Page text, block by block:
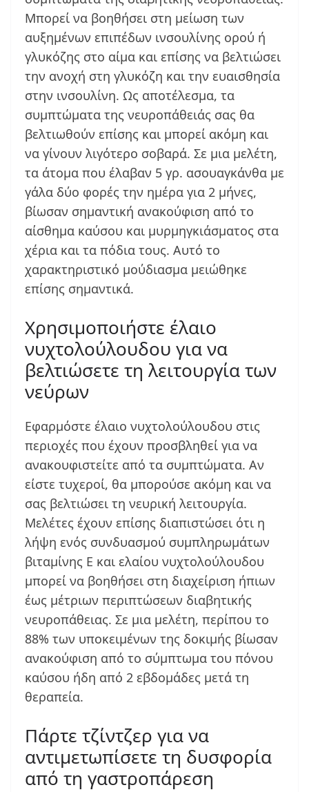
Μπορεί να βοηθήσει στη μείωση των
αυξημένων επιπέδων ινσουλίνης ορού ή
γλυκόζης στο αίμα και επίσης να βελτιώσει
την ανοχή στη γλυκόζη και την ευαισθησία
στην ινσουλίνη. Ως αποτέλεσμα, τα
συμπτώματα της νευροπάθειάς σας θα
βελτιωθούν επίσης και μπορεί ακόμη και
να γίνουν λιγότερο σοβαρά. Σε μια μελέτη,
τα άτομα που έλαβαν 5 γρ. ασουαγκάνθα με
γάλα δύο φορές την ημέρα για 2 μήνες,
βίωσαν σημαντική ανακούφιση από το
αίσθημα καύσου και μυρμηγκιάσματος στα
χέρια και τα πόδια τους. Αυτό το
χαρακτηριστικό μούδιασμα μειώθηκε
επίσης σημαντικά.
Χρησιμοποιήστε έλαιο
νυχτολούλουδου για να
βελτιώσετε τη λειτουργία των
νεύρων
Εφαρμόστε έλαιο νυχτολούλουδου στις
περιοχές που έχουν προσβληθεί για να
ανακουφιστείτε από τα συμπτώματα. Αν
είστε τυχεροί, θα μπορούσε ακόμη και να
σας βελτιώσει τη νευρική λειτουργία.
Μελέτες έχουν επίσης διαπιστώσει ότι η
λήψη ενός συνδυασμού συμπληρωμάτων
βιταμίνης Ε και ελαίου νυχτολούλουδου
μπορεί να βοηθήσει στη διαχείριση ήπιων
έως μέτριων περιπτώσεων διαβητικής
νευροπάθειας. Σε μια μελέτη, περίπου το
88% των υποκειμένων της δοκιμής βίωσαν
ανακούφιση από το σύμπτωμα του πόνου
καύσου ήδη από 2 εβδομάδες μετά τη
θεραπεία.
Πάρτε τζίντζερ για να
αντιμετωπίσετε τη δυσφορία
από τη γαστροπάρεση